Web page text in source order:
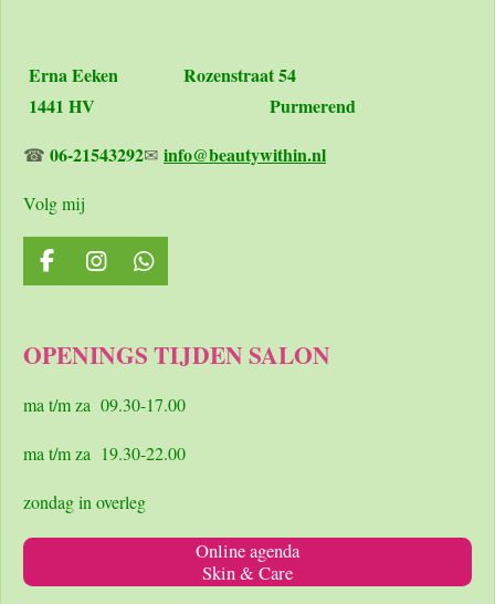
Erna Eeken Rozenstraat 54
1441 HV Purmerend
☎ 06-21543292✉ info@beautywithin.nl
Volg mij
F
a
b
o
I
n
a
r
m
W
h
s
p
OPENINGS TIJDEN SALON
ma t/m za 09.30-17.00
ma t/m za 19.30-22.00
zondag in overleg
Online agenda
Skin & Care